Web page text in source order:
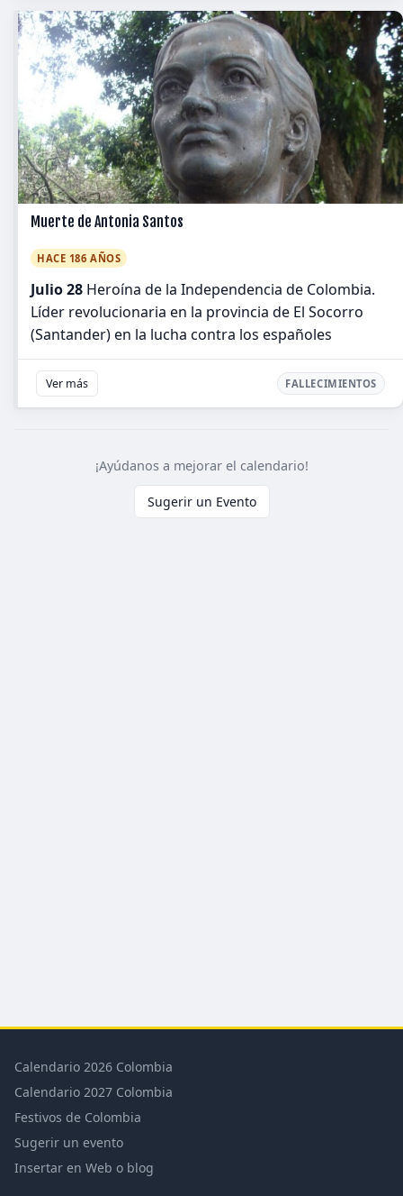
Muerte de Antonia Santos
HACE 186 AÑOS
Julio 28 Heroína de la Independencia de Colombia.
Líder revolucionaria en la provincia de El Socorro
(Santander) en la lucha contra los españoles
Ver más FALLECIMIENTOS
¡Ayúdanos a mejorar el calendario!
Sugerir un Evento
Calendario 2026 Colombia
Calendario 2027 Colombia
Festivos de Colombia
Sugerir un evento
Insertar en Web o blog